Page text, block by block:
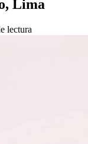
Lima
lectura